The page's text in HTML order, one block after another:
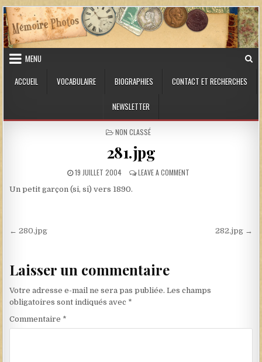
Skip to content
MENU
ACCUEIL
VOCABULAIRE BIOGRAPHIES CONTACT ET RECHERCHES
NEWSLETTER
POSTED IN
NON CLASSÉ
281.jpg
PUBLISHED DATE:
19 JUILLET 2004 LEAVE A COMMENTON 281.JPG
Un petit garçon (si, si) vers 1890.
Navigation de l’article
← 280.jpg 282.jpg →
Laisser un commentaire
Votre adresse e-mail ne sera pas publiée. Les champs
obligatoires sont indiqués avec *
Commentaire *